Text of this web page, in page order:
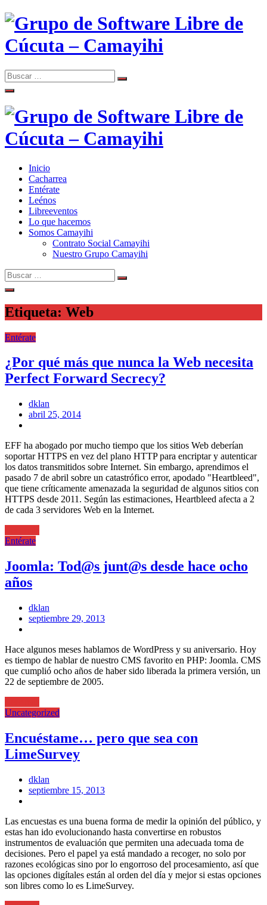
Skip
content
Grupo de Software Libre de
Cúcuta – Camayihi
Comunidad de Software Libre de Cúcuta
Search
for:
Search
Grupo de Software Libre de
Cúcuta – Camayihi
Comunidad de Software Libre de Cúcuta
Inicio
Cacharrea
Entérate
Leénos
Libreeventos
Lo que hacemos
Somos Camayihi
Contrato Social Camayihi
Nuestro Grupo Camayihi
Search
for:
Search
Etiqueta: Web
Entérate
¿Por qué más que nunca la Web necesita
Perfect Forward Secrecy?
dklan
Posted
abril 25, 2014
EFF ha abogado por mucho tiempo que los sitios Web deberían
soportar HTTPS en vez del plano HTTP para encriptar y autenticar
los datos transmitidos sobre Internet. Sin embargo, aprendimos el
pasado 7 de abril sobre un catastrófico error, apodado "Heartbleed",
que tiene críticamente amenazada la seguridad de algunos sitios con
HTTPS desde 2011. Según las estimaciones, Heartbleed afecta a 2
de cada 3 servidores Web en la Internet.
Entérate
Joomla: Tod@s junt@s desde hace ocho
años
dklan
Posted
septiembre 29, 2013
Hace algunos meses hablamos de WordPress y su aniversario. Hoy
es tiempo de hablar de nuestro CMS favorito en PHP: Joomla. CMS
que cumplió ocho años de haber sido liberada la primera versión, un
22 de septiembre de 2005.
Uncategorized
Encuéstame… pero que sea con
LimeSurvey
dklan
Posted
septiembre 15, 2013
Las encuestas es una buena forma de medir la opinión del público, y
estas han ido evolucionando hasta convertirse en robustos
instrumentos de evaluación que permiten una adecuada toma de
decisiones. Pero el papel ya está mandado a recoger, no solo por
razones ecológicas sino por lo engorroso del procesamiento, así que
las opciones digítales están al orden del día y mejor si estas opciones
son libres como lo es LimeSurvey.